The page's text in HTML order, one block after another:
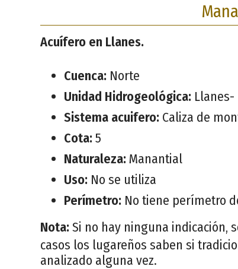
Acuífero en Llanes.
Cuenca: Norte
Unidad Hidrogeológica:
Sistema acuifero: Caliza de
Cota: 5
Naturaleza: Manantial
Uso: No se utiliza
Perímetro: No tiene perímetro
Nota: Si no hay ninguna indicación,
casos los lugareños saben si
analizado alguna vez.